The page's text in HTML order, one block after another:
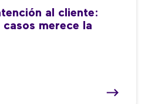
al cliente:
merece la